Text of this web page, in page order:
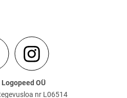
OÜ
nr L06514